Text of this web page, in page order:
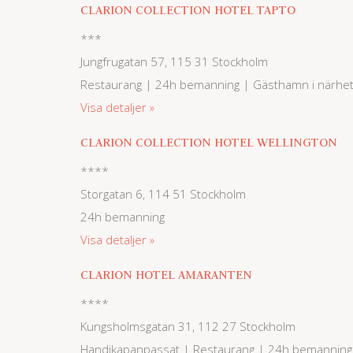
CLARION COLLECTION HOTEL TAPTO
***
Jungfrugatan 57, 115 31 Stockholm
Restaurang | 24h bemanning | Gästhamn i
Visa detaljer
CLARION COLLECTION HOTEL WELLINGTON
****
Storgatan 6, 114 51 Stockholm
24h bemanning
Visa detaljer
CLARION HOTEL AMARANTEN
****
Kungsholmsgatan 31, 112 27 Stockholm
Handikapanpassat | Restaurang | 24h bemanning